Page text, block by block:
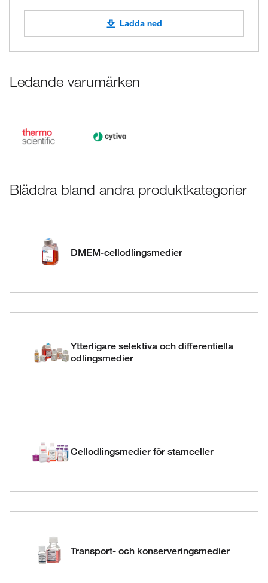
Ladda ned
Ledande varumärken
Bläddra bland andra produktkategorier
DMEM-cellodlingsmedier
Ytterligare selektiva och differentiella
odlingsmedier
Cellodlingsmedier för stamceller
Transport- och konserveringsmedier